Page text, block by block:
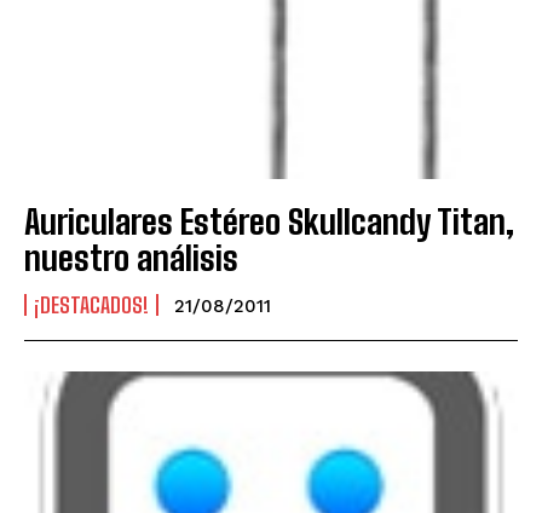
Auriculares Estéreo Skullcandy Titan,
nuestro análisis
¡DESTACADOS! 21/08/2011